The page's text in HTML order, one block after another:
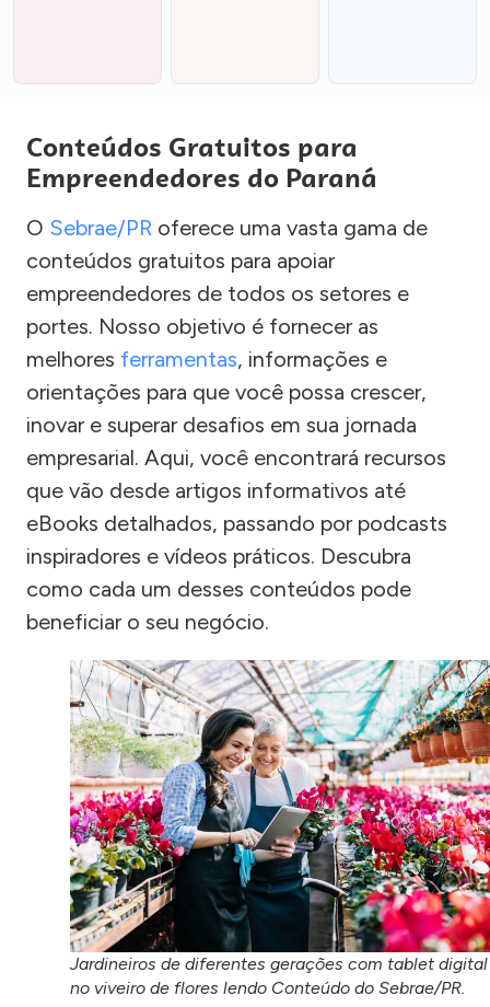
Conteúdos Gratuitos para
Empreendedores do Paraná
O Sebrae/PR oferece uma vasta gama de
conteúdos gratuitos para apoiar
empreendedores de todos os setores e
portes. Nosso objetivo é fornecer as
melhores ferramentas, informações e
orientações para que você possa crescer,
inovar e superar desafios em sua jornada
empresarial. Aqui, você encontrará recursos
que vão desde artigos informativos até
eBooks detalhados, passando por podcasts
inspiradores e vídeos práticos. Descubra
como cada um desses conteúdos pode
beneficiar o seu negócio.
Jardineiros de diferentes gerações com tablet digital
no viveiro de flores lendo Conteúdo do Sebrae/PR.